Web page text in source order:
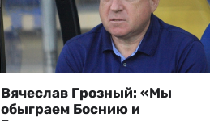
Вячеслав Грозный: «Мы
обыграем Боснию и